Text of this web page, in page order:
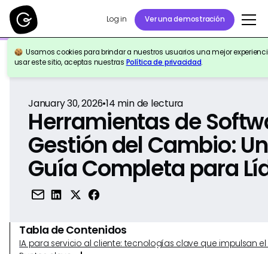
Log in Ver una demostración
Usamos cookies para brindar a nuestros usuarios una mejor
usar este sitio, aceptas nuestras Política de privacidad.
Volver a la Referencia
January 30, 2026•14 min de lectura
Herramientas de
Gestión del Cambio:
Guía Completa para
Tabla de Contenidos
IA para servicio al cliente: tecnologías clave que impulsan